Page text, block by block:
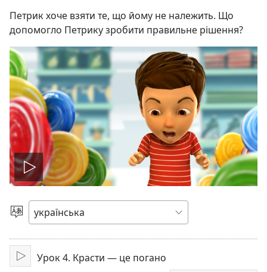
Петрик хоче взяти те, що йому не належить. Що
допомогло Петрику зробити правильне рішення?
Відтворити
відео
Вибрати
мову
Відтворити
Урок 4. Красти — це погано